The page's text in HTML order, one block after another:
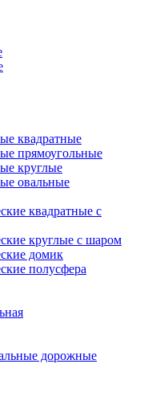
квадратные
прямоугольные
круглые
овальные
квадратные с
круглые с шаром
домик
полусфера
дорожные